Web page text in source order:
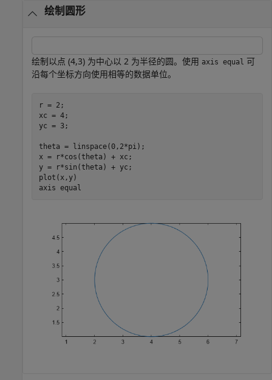
绘制圆形
绘制以点 (4,3) 为中心以 2 为半径的圆。使用 axis equal 可
沿每个坐标方向使用相等的数据单位。
r = 2;
xc = 4;
yc = 3;
theta = linspace(0,2*pi);
x = r*cos(theta) + xc;
y = r*sin(theta) + yc;
plot(x,y)
axis equal